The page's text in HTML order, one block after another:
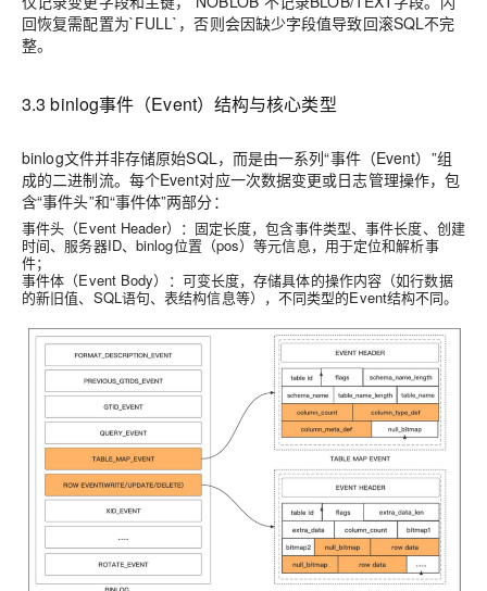
回恢复需配置为`FULL`，否则会因缺少字段值导致回滚SQL不完
整。
3.3 binlog事件（Event）结构与核心类型
binlog文件并非存储原始SQL，而是由一系列“事件（Event）”组
成的二进制流。每个Event对应一次数据变更或日志管理操作，包
含“事件头”和“事件体”两部分：
事件头（Event Header）：固定长度，包含事件类型、事件长度、创建
时间、服务器ID、binlog位置（pos）等元信息，用于定位和解析事
件；
事件体（Event Body）：可变长度，存储具体的操作内容（如行数据
的新旧值、SQL语句、表结构信息等），不同类型的Event结构不同。